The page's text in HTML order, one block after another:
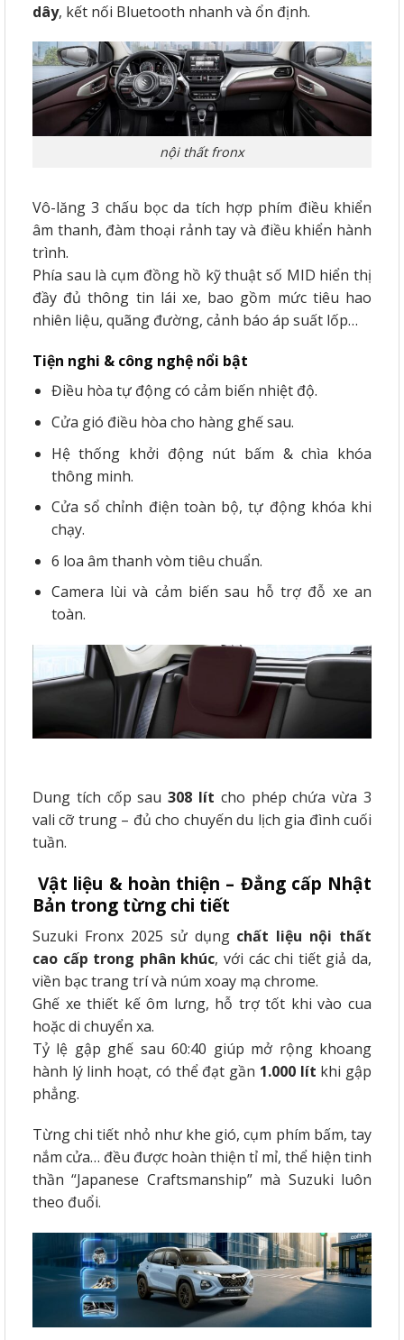
dây, kết nối Bluetooth nhanh và ổn định.
nội thất fronx
Vô-lăng 3 chấu bọc da tích hợp phím điều khiển
âm thanh, đàm thoại rảnh tay và điều khiển hành
trình.
Phía sau là cụm đồng hồ kỹ thuật số MID hiển thị
đầy đủ thông tin lái xe, bao gồm mức tiêu hao
nhiên liệu, quãng đường, cảnh báo áp suất lốp…
Tiện nghi & công nghệ nổi bật
Điều hòa tự động có cảm biến nhiệt độ.
Cửa gió điều hòa cho hàng ghế sau.
Hệ thống khởi động nút bấm & chìa khóa
thông minh.
Cửa sổ chỉnh điện toàn bộ, tự động khóa khi
chạy.
6 loa âm thanh vòm tiêu chuẩn.
Camera lùi và cảm biến sau hỗ trợ đỗ xe an
toàn.
Dung tích cốp sau308 lít cho phép chứa vừa 3
vali cỡ trung – đủ cho chuyến du lịch gia đình cuối
tuần.
Vật liệu & hoàn thiện – Đẳng cấp Nhật
Bản trong từng chi tiết
Suzuki Fronx 2025 sử dụng chất liệu nội thất
cao cấp trong phân khúc, với các chi tiết giả da,
viền bạc trang trí và núm xoay mạ chrome.
Ghế xe thiết kế ôm lưng, hỗ trợ tốt khi vào cua
hoặc di chuyển xa.
Tỷ lệ gập ghế sau 60:40 giúp mở rộng khoang
hành lý linh hoạt, có thể đạt gần 1.000 lít khi gập
phẳng.
Từng chi tiết nhỏ như khe gió, cụm phím bấm, tay
nắm cửa… đều được hoàn thiện tỉ mỉ, thể hiện tinh
thần “Japanese Craftsmanship” mà Suzuki luôn
theo đuổi.